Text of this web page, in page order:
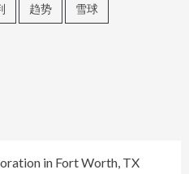
趋势 雪球
in Fort Worth, TX